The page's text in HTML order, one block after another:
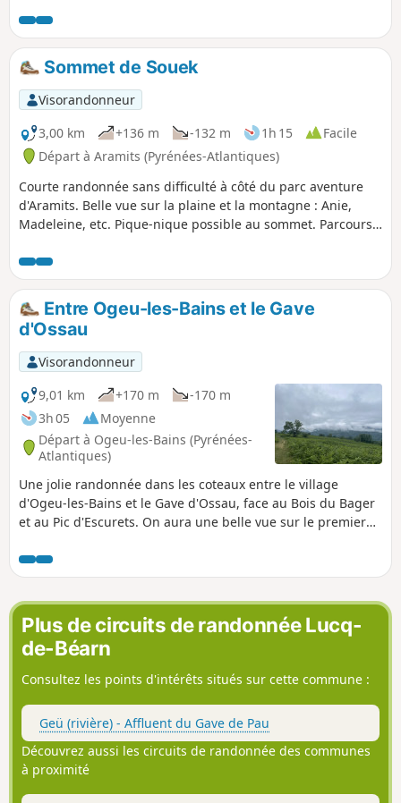
Sommet de Souek
Visorandonneur
3,00 km
+136 m -132 m 1h 15
Facile
Départ à Aramits (Pyrénées-Atlantiques)
Courte randonnée sans difficulté à côté du parc aventure
d'Aramits. Belle vue sur la plaine et la montagne : Anie,
Madeleine, etc. Pique-nique possible au sommet. Parcours
sommet.
Entre Ogeu-les-Bains et le Gave
d'Ossau
Visorandonneur
9,01 km
+170 m
-170 m
3h 05
Moyenne
Départ à Ogeu-les-Bains (Pyrénées-
Atlantiques)
Une jolie randonnée dans les coteaux entre le village
d'Ogeu-les-Bains et le Gave d'Ossau, face au Bois du Bager
et au Pic d'Escurets. On aura une belle vue sur le premier
Plus de circuits de randonnée Lucq-
de-Béarn
Consultez les points d'intérêts situés sur cette commune :
Geü (rivière) - Affluent du Gave de Pau
Découvrez aussi les circuits de randonnée des communes
à proximité